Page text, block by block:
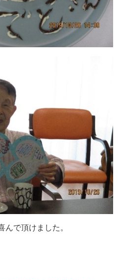
んで頂けました。